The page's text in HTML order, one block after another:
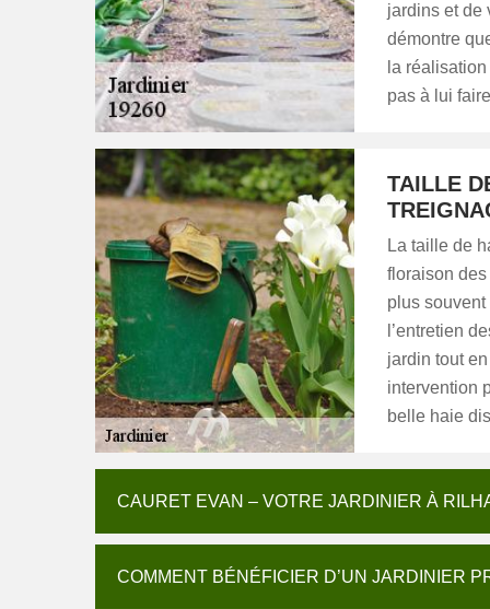
jardins et de
démontre
la
pas à lui
TAILLE
​​La taille de
floraison des
plus souvent
l’entretien
jardin tout
intervention
belle haie
CAURET EVAN – VOTRE JARDINIER À
COMMENT BÉNÉFICIER D’UN JARDINIER